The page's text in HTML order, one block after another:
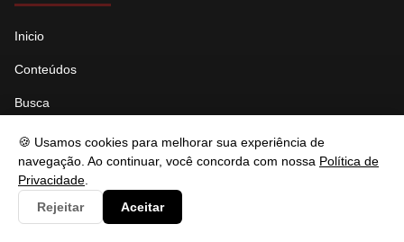
🍪 Usamos cookies para melhorar sua experiência de
navegação. Ao continuar, você concorda com nossa Política de
Privacidade
Rejeitar
Aceitar
Inicio
Conteúdos
Busca
Ads.txt
Llms.txt
Robots.txt